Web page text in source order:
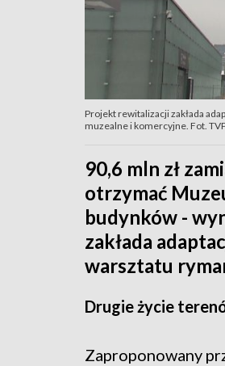
Projekt rewitalizacji zakłada
muzealne i komercyjne. Fot.
90,6 mln zł
otrzymać
budynków -
zakłada
warsztatu
Drugie życie
Zaproponowany